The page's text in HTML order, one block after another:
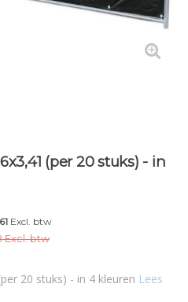
(per 20 stuks) - in
Excl. btw
Excl. btw
20 stuks) - in 4 kleuren Lees